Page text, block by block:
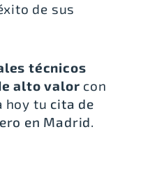
de sus
técnicos
alto valor con
hoy tu cita de
en Madrid.